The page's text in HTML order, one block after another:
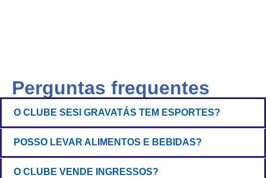
Perguntas frequentes
O CLUBE SESI GRAVATÁS TEM ESPORTES?
POSSO LEVAR ALIMENTOS E BEBIDAS?
O CLUBE VENDE INGRESSOS?